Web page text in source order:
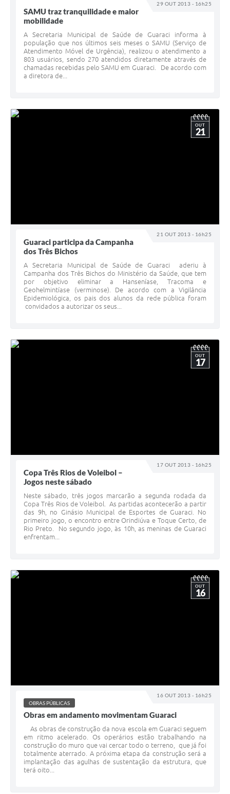
29 OUT 2013 - 16h25
SAMU traz tranquilidade e maior
mobilidade
A Secretaria Municipal de Saúde de Guaraci informa à
população que nos últimos seis meses o SAMU (Serviço de
Atendimento Móvel de Urgência), realizou o atendimento a
803 usuários, sendo 270 atendidos diretamente através de
chamadas recebidas pelo SAMU em Guaraci. De acordo com
a diretora de...
21 OUT 2013 - 16h25
OUT
21
Guaraci participa da Campanha
dos Três Bichos
A Secretaria Municipal de Saúde de Guaraci aderiu à
Campanha dos Três Bichos do Ministério da Saúde, que tem
por objetivo eliminar a Hanseníase, Tracoma e
Geohelmintíase (verminose). De acordo com a Vigilância
Epidemiológica, os pais dos alunos da rede pública foram
convidados a autorizar os seus...
17 OUT 2013 - 16h25
OUT
17
Copa Três Rios de Voleibol –
Jogos neste sábado
Neste sábado, três jogos marcarão a segunda rodada da
Copa Três Rios de Voleibol. As partidas acontecerão a partir
das 9h, no Ginásio Municipal de Esportes de Guaraci. No
primeiro jogo, o encontro entre Orindiúva e Toque Certo, de
Rio Preto. No segundo jogo, às 10h, as meninas de Guaraci
enfrentam...
16 OUT 2013 - 16h25
OUT
16
OBRAS PÚBLICAS
Obras em andamento movimentam Guaraci
As obras de construção da nova escola em Guaraci seguem
em ritmo acelerado. Os operários estão trabalhando na
construção do muro que vai cercar todo o terreno, que já foi
totalmente aterrado. A próxima etapa da construção será a
implantação das agulhas de sustentação da estrutura, que
terá oito...